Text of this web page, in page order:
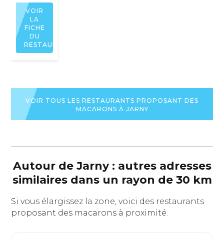
VOIR
LA
FICHE
DU
RESTAURANT
VOIR TOUS LES RESTAURANTS PROPOSANT DES
MACARONS À JARNY
Autour de Jarny : autres adresses
similaires dans un rayon de 30 km
Si vous élargissez la zone, voici des restaurants
proposant des macarons à proximité.